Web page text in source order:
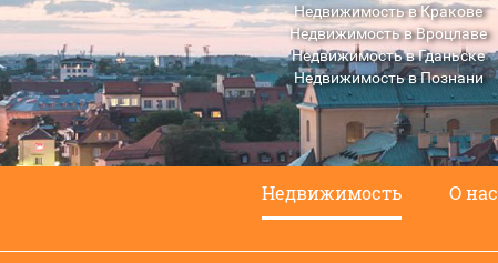
Недвижимость в Кракове
Недвижимость в Вроцлаве
Недвижимость в Гданьске
Недвижимость в Познани
Недвижимость в Люблине
Недвижимость О нас